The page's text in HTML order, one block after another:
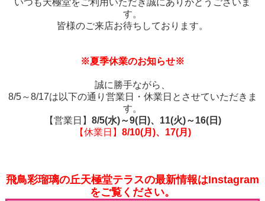
いつも天極堂をご利用いただき誠にありがとうございま
す。
皆様のご来店お待ちしております。
※夏季休業のお知らせ※
誠に勝手ながら、
8/5～8/17は以下の通り営業日・休業日とさせていただきま
す。
【営業日】 8/5(水)～9(日)、11(火)～16(日)
【休業日】 8/10(月)、17(月)
飛鳥彩瑠璃の丘天極堂テラスの最新情報はInstagram
をご覧ください。